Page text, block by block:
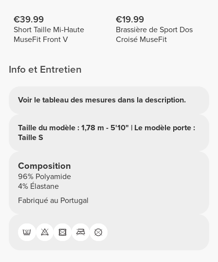
€39.99
Short Taille Mi-Haute
MuseFit Front V
€19.99
Brassière de Sport Dos
Croisé MuseFit
Info et Entretien
Voir le tableau des mesures dans la description.
Taille du modèle : 1,78 m - 5'10" | Le modèle porte :
Taille S
Composition
96% Polyamide
4% Élastane
Fabriqué au Portugal